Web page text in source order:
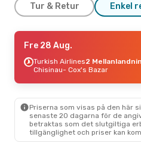
Tur & Retur Enkel
Mån 24 Aug.
Turkish Airlines2
Göteborg - Cox's Bazar
2 Mellanlandningar
Fre 28 Aug.
Turkish Airlines2
Chisinau- Cox's Bazar
Priserna som visas på den här
senaste 20 dagarna för de
betraktas som det slutgiltiga
tillgänglighet och priser kan